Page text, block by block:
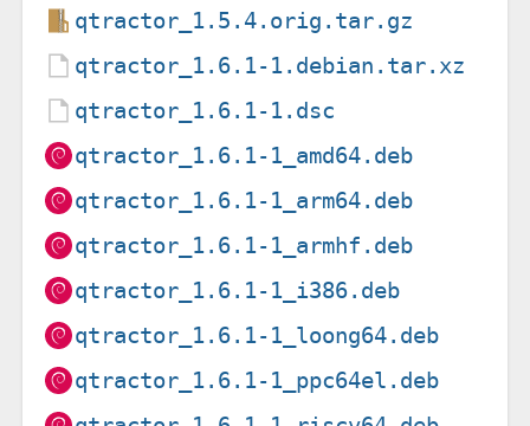
qtractor_1.5.4.orig.tar.gz
qtractor_1.6.1-1.debian.tar.xz
qtractor_1.6.1-1.dsc
qtractor_1.6.1-1_amd64.deb
qtractor_1.6.1-1_arm64.deb
qtractor_1.6.1-1_armhf.deb
qtractor_1.6.1-1_i386.deb
qtractor_1.6.1-1_loong64.deb
qtractor_1.6.1-1_ppc64el.deb